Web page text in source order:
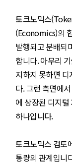
토크노믹스
(Economics)의
발행되고 분배되
합니다. 아무리
지하지 못하면
다. 그런 측면에
에 상장된 디지
하나입니다.
토크노믹스 검토
통량의 관계입니